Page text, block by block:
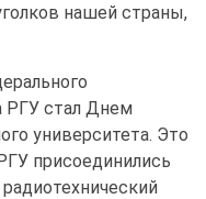
нашей страны,
РГУ стал Днем
университета. Это
присоединились